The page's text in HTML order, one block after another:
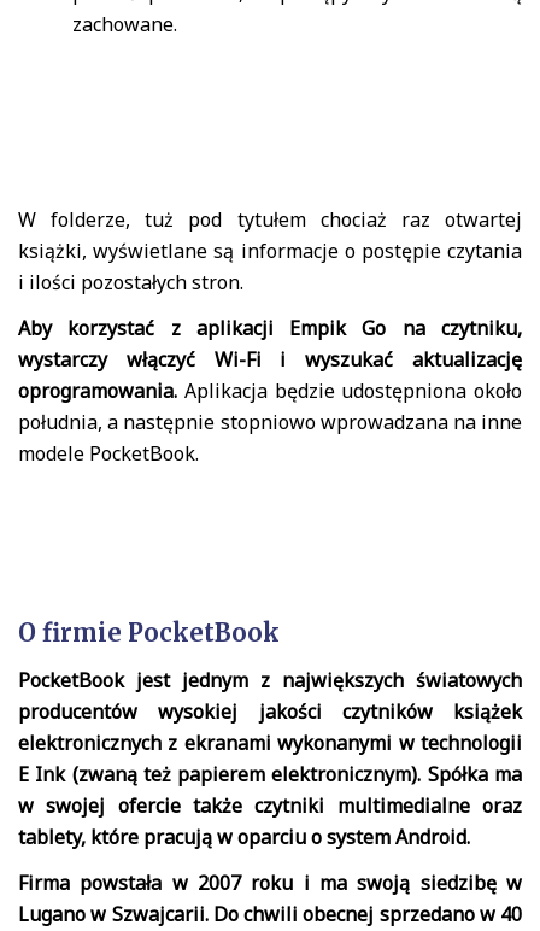
zachowane.
W folderze, tuż pod tytułem chociaż raz otwartej
książki, wyświetlane są informacje o postępie czytania
i ilości pozostałych stron.
Aby korzystać z aplikacji Empik Go na czytniku,
wystarczy włączyć Wi-Fi i wyszukać aktualizację
oprogramowania. Aplikacja będzie udostępniona około
południa, a następnie stopniowo wprowadzana na inne
modele PocketBook.
O firmie PocketBook
PocketBook jest jednym z największych światowych
producentów wysokiej jakości czytników książek
elektronicznych z ekranami wykonanymi w technologii
E Ink (zwaną też papierem elektronicznym). Spółka ma
w swojej ofercie także czytniki multimedialne oraz
tablety, które pracują w oparciu o system Android.
Firma powstała w 2007 roku i ma swoją siedzibę w
Lugano w Szwajcarii. Do chwili obecnej sprzedano w 40